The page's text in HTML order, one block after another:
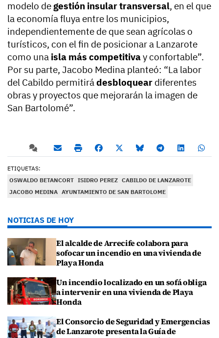
modelo de gestión insular transversal, en el que
la economía fluya entre los municipios,
independientemente de que sean agrícolas o
turísticos, con el fin de posicionar a Lanzarote
como una isla más competitivay confortable”.
Por su parte, Jacobo Medina planteó: “La labor
del Cabildo permitirádesbloquear diferentes
obras y proyectos que mejorarán la imagen de
San Bartolomé”.
ETIQUETAS:
OSWALDO BETANCORT ISIDRO PEREZ CABILDO DE LANZAROTE
JACOBO MEDINA AYUNTAMIENTO DE SAN BARTOLOME
NOTICIAS DE HOY
El alcalde de Arrecife colabora para
sofocar un incendio en una vivienda de
Playa Honda
Un incendio localizado en un sofá obliga
a intervenir en una vivienda de Playa
Honda
El Consorcio de Seguridad y Emergencias
de Lanzarote presenta la Guía de